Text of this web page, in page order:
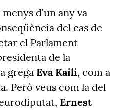
d'un any va
del cas de
el Parlament
de la
grega Eva Kaili, com a
Però veus com la del
Ernest